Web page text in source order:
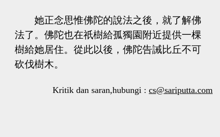
她正念思惟佛陀的說法之後，就了解佛
法了。佛陀也在祇樹給孤獨園附近提供一棵
樹給她居住。從此以後，佛陀告誡比丘不可
砍伐樹木。
Kritik dan saran,hubungi : cs@sariputta.com